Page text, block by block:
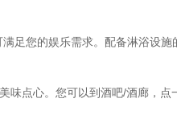
足您的娱乐需求。配备淋浴设施
味点心。您可以到酒吧/酒廊，点